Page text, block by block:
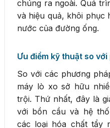
chúng ra ngoài. Quá
và hiệu quả, khôi phục
nước của đường ống.
Ưu điểm kỹ thuật so
So với các phương
máy lò xo sở hữu
trội. Thứ nhất, đây là
với bồn cầu và hệ
các loại hóa chất tẩy